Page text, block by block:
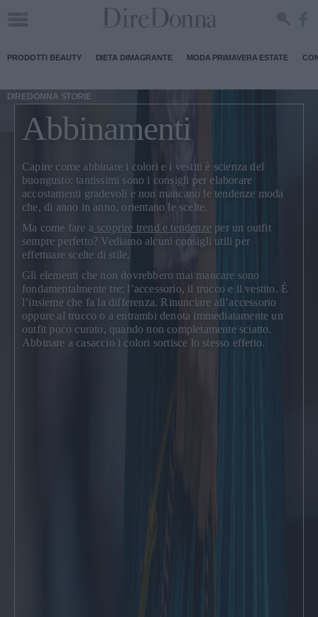
PRODOTTI BEAUTY DIETA DIMAGRANTE MODA PRIMAVERA ESTATE
DIREDONNA STORIE
Abbinamenti
Capire come abbinare i colori e i vestiti è scienza del
buongusto: tantissimi sono i consigli per elaborare
accostamenti gradevoli e non mancano le tendenze moda
che, di anno in anno, orientano le scelte.
Ma come fare a scoprire trend e tendenze per un outfit
sempre perfetto? Vediamo alcuni consigli utili per
effettuare scelte di stile.
Gli elementi che non dovrebbero mai mancare sono
fondamentalmente tre: l’accessorio, il trucco e il vestito. È
l’insieme che fa la differenza. Rinunciare all’accessorio
oppure al trucco o a entrambi denota immediatamente un
outfit poco curato, quando non completamente sciatto.
Abbinare a casaccio i colori sortisce lo stesso effetto.